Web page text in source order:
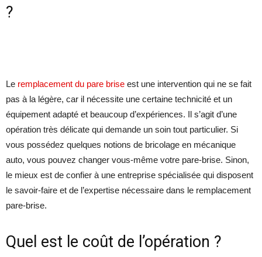
?
Le remplacement du pare brise est une intervention qui ne se fait
pas à la légère, car il nécessite une certaine technicité et un
équipement adapté et beaucoup d’expériences. Il s’agit d’une
opération très délicate qui demande un soin tout particulier. Si
vous possédez quelques notions de bricolage en mécanique
auto, vous pouvez changer vous-même votre pare-brise. Sinon,
le mieux est de confier à une entreprise spécialisée qui disposent
le savoir-faire et de l’expertise nécessaire dans le remplacement
pare-brise.
Quel est le coût de l’opération ?